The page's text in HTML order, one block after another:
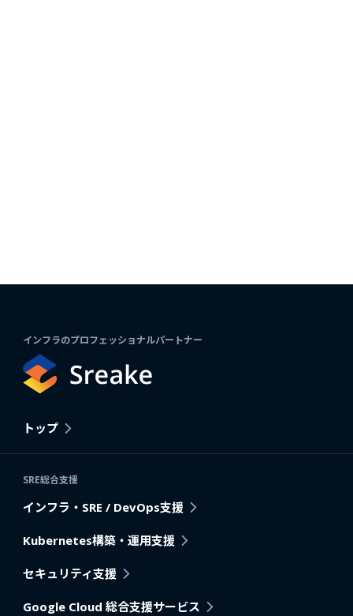
インフラのプロフェッショナルパートナー
トップ
SRE総合支援
インフラ・SRE / DevOps支援
Kubernetes構築・運用支援
セキュリティ支援
Google Cloud 総合支援サービス